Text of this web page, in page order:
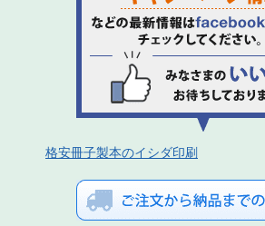
格安冊子製本のイシダ印刷